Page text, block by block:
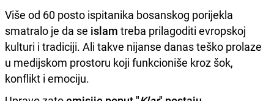
Više od 60 posto ispitanika bosanskog porijekla
smatralo je da se islam treba prilagoditi evropskoj
kulturi i tradiciji. Ali takve nijanse danas teško prolaze
u medijskom prostoru koji funkcioniše kroz šok,
konflikt i emociju.